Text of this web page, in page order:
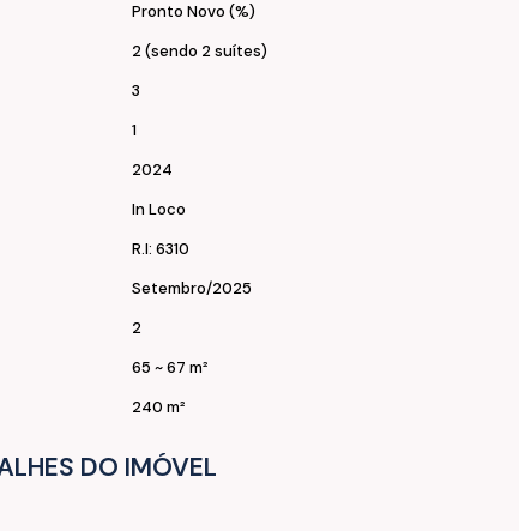
World Fitness.
agende uma visita e surpreenda-se !
Pronto Novo (%)
2 (sendo 2 suítes)
3
1
2024
In Loco
R.I: 6310
Setembro/2025
2
65 ~ 67 m²
240 m²
DO IMÓVEL